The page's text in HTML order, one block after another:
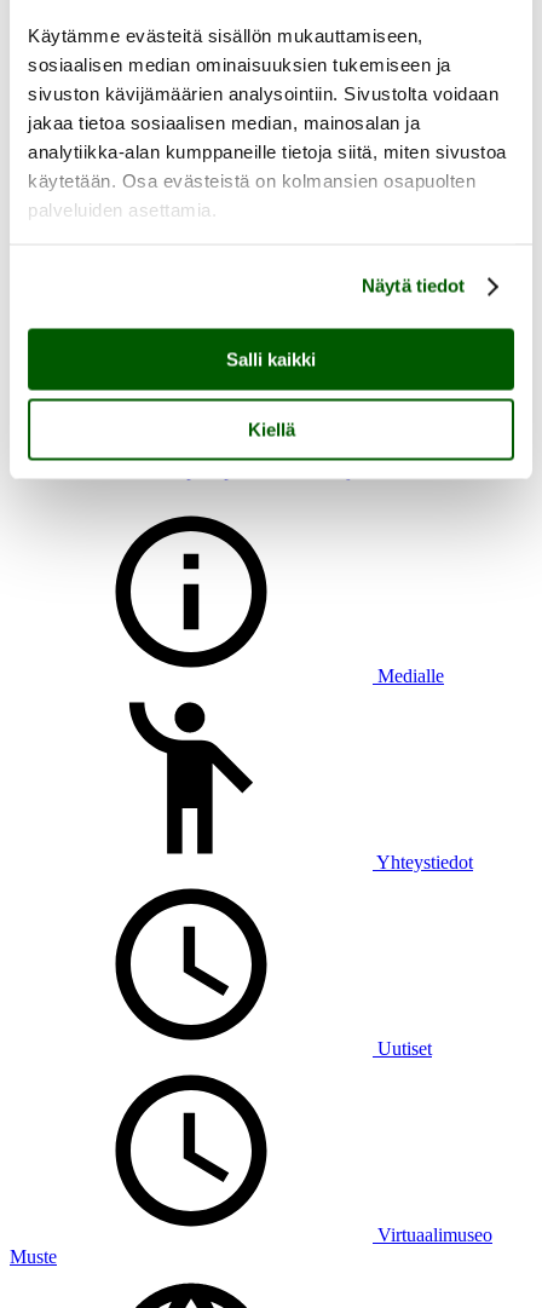
Käytämme evästeitä sisällön mukauttamiseen,
sosiaalisen median ominaisuuksien tukemiseen ja
sivuston kävijämäärien analysointiin. Sivustolta voidaan
jakaa tietoa sosiaalisen median, mainosalan ja
analytiikka-alan kumppaneille tietoja siitä, miten sivustoa
käytetään. Osa evästeistä on kolmansien osapuolten
palveluiden asettamia.
Näytä tiedot
Salli kaikki
Kiellä
Medialle
Sinkan vapaaehtoiset
Taidemuseon ystävät
Heikkilän museoalue
Heikkilän museoalue
Heikkilän tapahtumat
Tutustu Heikkilän museoalueeseen
Lasten kanssa Heikkilään
Medialle
Yhteystiedot
Uutiset
Virtuaalimuseo
Muste